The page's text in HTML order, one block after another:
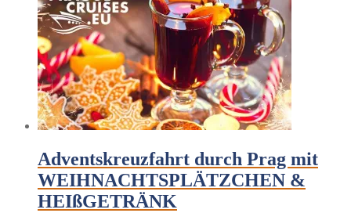
Adventskreuzfahrt durch Prag mit
WEIHNACHTSPLÄTZCHEN &
HEIßGETRÄNK